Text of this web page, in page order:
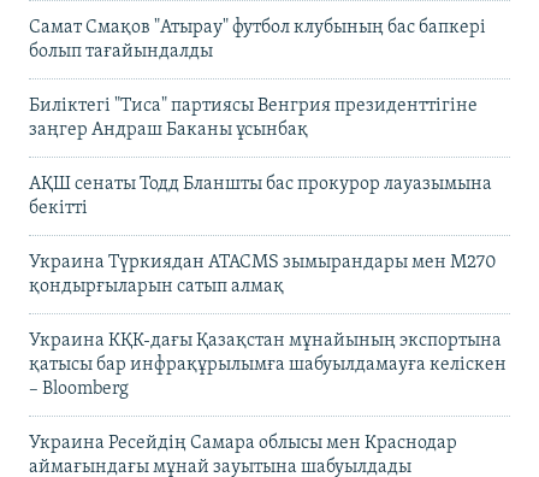
Самат Смақов "Атырау" футбол клубының бас бапкері
болып тағайындалды
Биліктегі "Тиса" партиясы Венгрия президенттігіне
заңгер Андраш Баканы ұсынбақ
АҚШ сенаты Тодд Бланшты бас прокурор лауазымына
бекітті
Украина Түркиядан ATACMS зымырандары мен M270
қондырғыларын сатып алмақ
Украина КҚК-дағы Қазақстан мұнайының экспортына
қатысы бар инфрақұрылымға шабуылдамауға келіскен
– Bloomberg
Украина Ресейдің Самара облысы мен Краснодар
аймағындағы мұнай зауытына шабуылдады